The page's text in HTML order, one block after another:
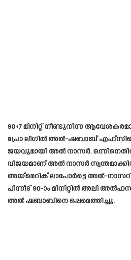
90+7 മിനിറ്റ് നീണ്ടുനിന്ന
പ്രോ ലീഗിൽ അൽ-ഷബാബ്
ജയവുമായി അൽ നാസർ.
വിജയമാണ് അൽ നാസർ
അയ്മെറിക് ലാപോർട്ടെ അൽ-
പിന്നീട് 90-ാം മിനിറ്റിൽ അലി
അൽ ഷബാബിനെ ഒപ്പമെത്തിച്ചു.